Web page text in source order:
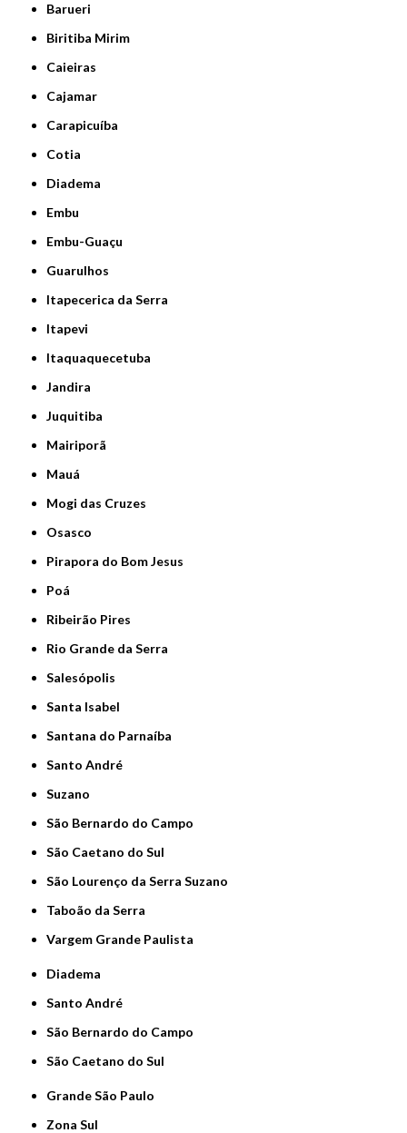
Barueri
Biritiba Mirim
Caieiras
Cajamar
Carapicuíba
Cotia
Diadema
Embu
Embu-Guaçu
Guarulhos
Itapecerica da Serra
Itapevi
Itaquaquecetuba
Jandira
Juquitiba
Mairiporã
Mauá
Mogi das Cruzes
Osasco
Pirapora do Bom Jesus
Poá
Ribeirão Pires
Rio Grande da Serra
Salesópolis
Santa Isabel
Santana do Parnaíba
Santo André
Suzano
São Bernardo do Campo
São Caetano do Sul
São Lourenço da Serra Suzano
Taboão da Serra
Vargem Grande Paulista
Diadema
Santo André
São Bernardo do Campo
São Caetano do Sul
Grande São Paulo
Zona Sul